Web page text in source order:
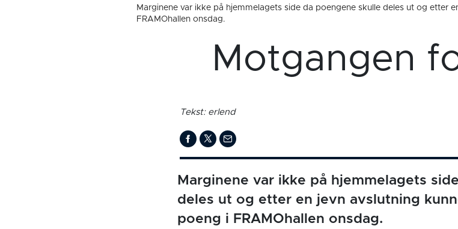
Marginene var ikke på hjemmelagets side da poengene skulle deles ut og etter
FRAMOhallen onsdag.
Motgangen
Tekst: erlend
Marginene var ikke på hjemmelagets
deles ut og etter en jevn avslutning
poeng i FRAMOhallen onsdag.